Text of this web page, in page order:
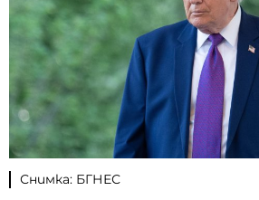
Снимка: БГНЕС